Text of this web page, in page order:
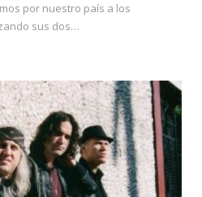
por nuestro país a los
sus dos…